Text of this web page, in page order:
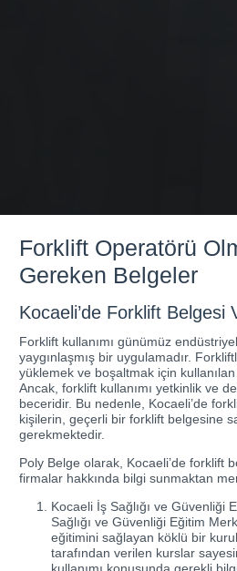
Forklift Operatörü
Gereken Belgeler
Kocaeli’de Forklift Belgesi
Forklift kullanımı günümüz
yaygınlaşmış bir uygulamadır.
yüklemek ve boşaltmak için
Ancak, forklift kullanımı yetkinlik ve
beceridir. Bu nedenle, Kocaeli’de
kişilerin, geçerli bir forklift belgesine
gerekmektedir.
Poly Belge olarak, Kocaeli’de forklift
firmalar hakkında bilgi sunmaktan
Kocaeli İş Sağlığı ve Güvenliği
Sağlığı ve Güvenliği Eğitim
eğitimini sağlayan köklü bir
tarafından verilen kurslar
kullanımı konusunda gerekli